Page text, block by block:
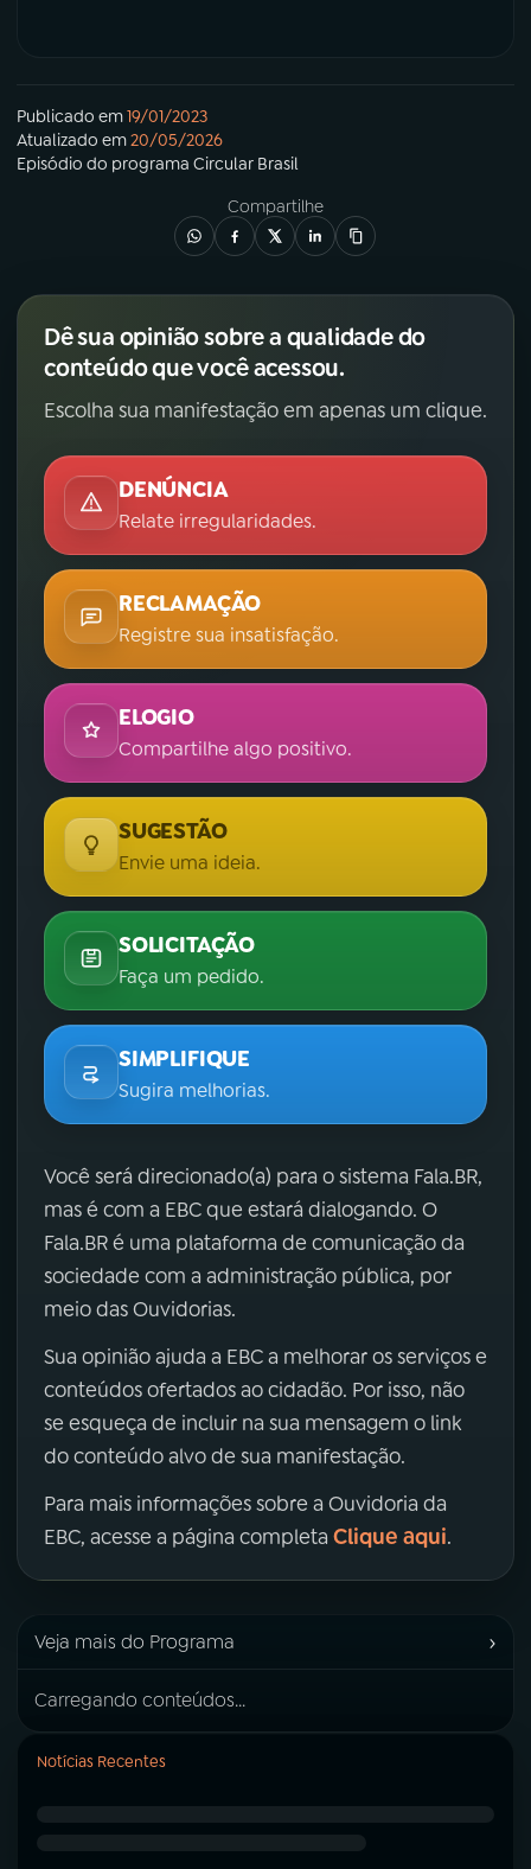
Publicado em19/01/2023
Atualizado em20/05/2026
Episódio do programa Circular Brasil
Compartilhe
Dê sua opinião sobre a qualidade do
conteúdo que você acessou.
Escolha sua manifestação em apenas um clique.
DENÚNCIA
Relate irregularidades.
RECLAMAÇÃO
Registre sua insatisfação.
ELOGIO
Compartilhe algo positivo.
SUGESTÃO
Envie uma ideia.
SOLICITAÇÃO
Faça um pedido.
SIMPLIFIQUE
Sugira melhorias.
Você será direcionado(a) para o sistema Fala.BR,
mas é com a EBC que estará dialogando. O
Fala.BR é uma plataforma de comunicação da
sociedade com a administração pública, por
meio das Ouvidorias.
Sua opinião ajuda a EBC a melhorar os serviços e
conteúdos ofertados ao cidadão. Por isso, não
se esqueça de incluir na sua mensagem o link
do conteúdo alvo de sua manifestação.
Para mais informações sobre a Ouvidoria da
EBC, acesse a página completa Clique aqui.
Veja mais do Programa ›
Carregando conteúdos...
Notícias Recentes